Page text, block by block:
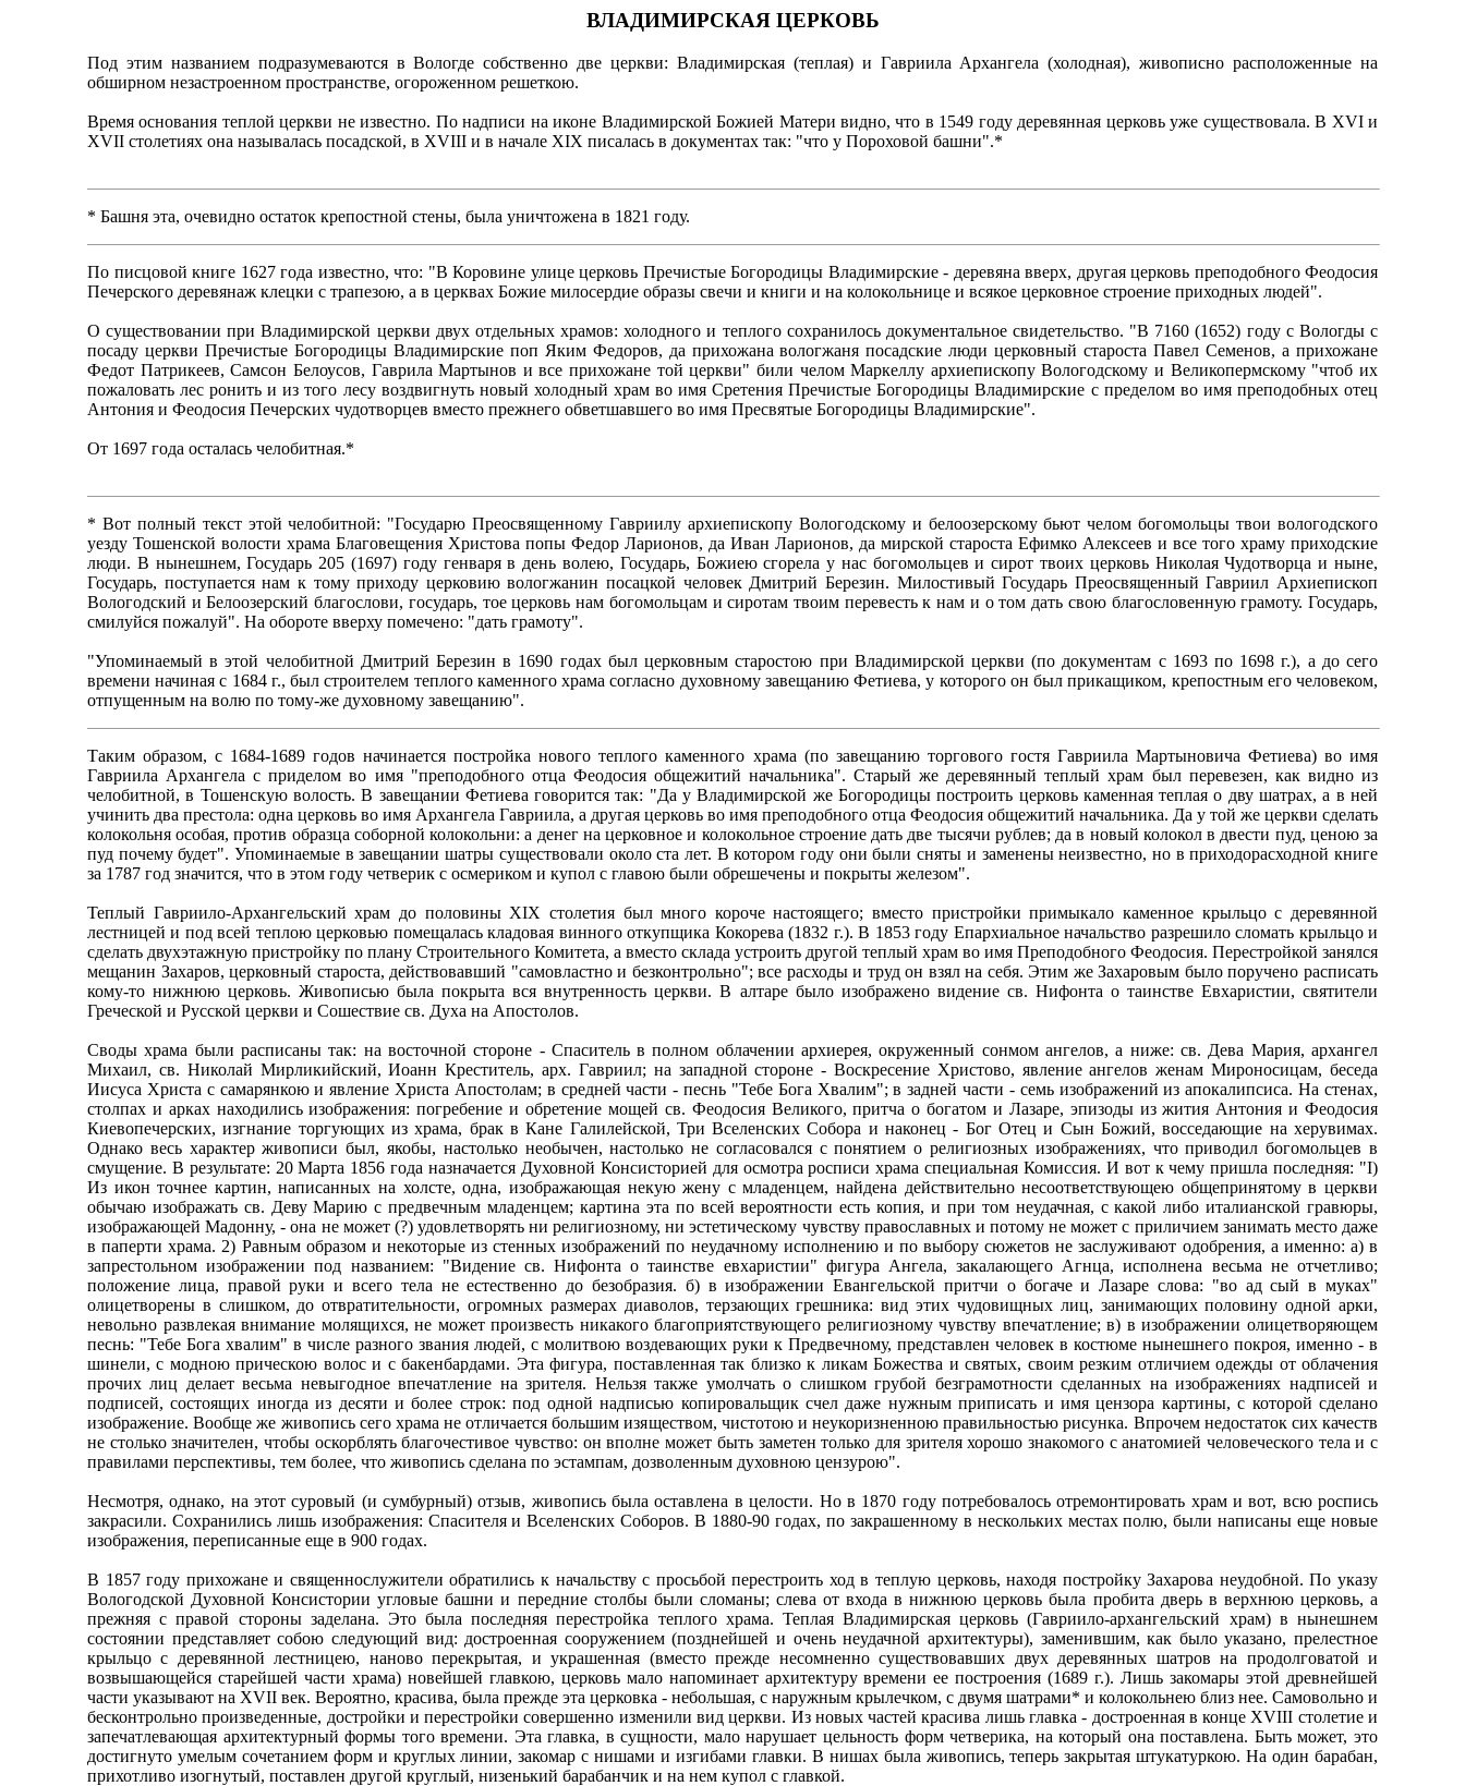
ВЛАДИМИРСКАЯ ЦЕРКОВЬ
Под этим названием подразумеваются в Вологде собственно две церкви: Владимирская (теплая) и Гавриила Архангела (холодная), живописно расположенные на
обширном незастроенном пространстве, огороженном решеткою.
Время основания теплой церкви не известно. По надписи на иконе Владимирской Божией Матери видно, что в 1549 году деревянная церковь уже существовала. В XVI и
XVII столетиях она называлась посадской, в XVIII и в начале XIX писалась в документах так: "что у Пороховой башни".*
* Башня эта, очевидно остаток крепостной стены, была уничтожена в 1821 году.
По писцовой книге 1627 года известно, что: "В Коровине улице церковь Пречистые Богородицы Владимирские - деревяна вверх, другая церковь преподобного Феодосия
Печерского деревянаж клецки с трапезою, а в церквах Божие милосердие образы свечи и книги и на колокольнице и всякое церковное строение приходных людей".
О существовании при Владимирской церкви двух отдельных храмов: холодного и теплого сохранилось документальное свидетельство. "В 7160 (1652) году с Вологды с
посаду церкви Пречистые Богородицы Владимирские поп Яким Федоров, да прихожана вологжаня посадские люди церковный староста Павел Семенов, а прихожане
Федот Патрикеев, Самсон Белоусов, Гаврила Мартынов и все прихожане той церкви" били челом Маркеллу архиепископу Вологодскому и Великопермскому "чтоб их
пожаловать лес ронить и из того лесу воздвигнуть новый холодный храм во имя Сретения Пречистые Богородицы Владимирские с пределом во имя преподобных отец
Антония и Феодосия Печерских чудотворцев вместо прежнего обветшавшего во имя Пресвятые Богородицы Владимирские".
От 1697 года осталась челобитная.*
* Вот полный текст этой челобитной: "Государю Преосвященному Гавриилу архиепископу Вологодскому и белоозерскому бьют челом богомольцы твои вологодского
уезду Тошенской волости храма Благовещения Христова попы Федор Ларионов, да Иван Ларионов, да мирской староста Ефимко Алексеев и все того храму приходские
люди. В нынешнем, Государь 205 (1697) году генваря в день волею, Государь, Божиею сгорела у нас богомольцев и сирот твоих церковь Николая Чудотворца и ныне,
Государь, поступается нам к тому приходу церковию вологжанин посацкой человек Дмитрий Березин. Милостивый Государь Преосвященный Гавриил Apxиепископ
Вологодский и Белоозерский благослови, государь, тое церковь нам богомольцам и сиротам твоим перевесть к нам и о том дать свою благословенную грамоту. Государь,
смилуйся пожалуй". На обороте вверху помечено: "дать грамоту".
"Упоминаемый в этой челобитной Дмитрий Березин в 1690 годах был церковным старостою при Владимирской церкви (по документам с 1693 по 1698 г.), а до сего
времени начиная с 1684 г., был строителем теплого каменного храма согласно духовному завещанию Фетиева, у которого он был прикащиком, крепостным его человеком,
отпущенным на волю по тому-же духовному завещанию".
Таким образом, с 1684-1689 годов начинается постройка нового теплого каменного храма (по завещанию торгового гостя Гавриила Мартыновича Фетиева) во имя
Гавриила Архангела с приделом во имя "преподобного отца Феодосия общежитий начальника". Старый же деревянный теплый храм был перевезен, как видно из
челобитной, в Тошенскую волость. В завещании Фетиева говорится так: "Да у Владимирской же Богородицы построить церковь каменная теплая о дву шатрах, а в ней
учинить два престола: одна церковь во имя Архангела Гавриила, а другая церковь во имя преподобного отца Феодосия общежитий начальника. Да у той же церкви сделать
колокольня особая, против образца соборной колокольни: а денег на церковное и колокольное строение дать две тысячи рублев; да в новый колокол в двести пуд, ценою за
пуд почему будет". Упоминаемые в завещании шатры существовали около ста лет. В котором году они были сняты и заменены неизвестно, но в приходорасходной книге
за 1787 год значится, что в этом году четверик с осмериком и купол с главою были обрешечены и покрыты железом".
Теплый Гавриило-Архангельский храм до половины XIX столетия был много короче настоящего; вместо пристройки примыкало каменное крыльцо с деревянной
лестницей и под всей теплою церковью помещалась кладовая винного откупщика Кокорева (1832 г.). В 1853 году Епархиальное начальство разрешило сломать крыльцо и
сделать двухэтажную пристройку по плану Строительного Комитета, а вместо склада устроить другой теплый храм во имя Преподобного Феодосия. Перестройкой занялся
мещанин Захаров, церковный староста, действовавший "самовластно и безконтрольно"; все расходы и труд он взял на себя. Этим же Захаровым было поручено расписать
кому-то нижнюю церковь. Живописью была покрыта вся внутренность церкви. В алтаре было изображено видение св. Нифонта о таинстве Евхаристии, святители
Греческой и Русской церкви и Сошествие св. Духа на Апостолов.
Своды храма были расписаны так: на восточной стороне - Спаситель в полном облачении архиерея, окруженный сонмом ангелов, а ниже: св. Дева Мария, архангел
Михаил, св. Николай Мирликийский, Иоанн Креститель, арх. Гавриил; на западной стороне - Воскресение Христово, явление ангелов женам Мироносицам, беседа
Иисуса Христа с самарянкою и явление Христа Апостолам; в средней части - песнь "Тебе Бога Хвалим"; в задней части - семь изображений из апокалипсиса. На стенах,
столпах и арках находились изображения: погребение и обретение мощей св. Феодосия Великого, притча о богатом и Лазаре, эпизоды из жития Антония и Феодосия
Киевопечерских, изгнание торгующих из храма, брак в Кане Галилейской, Три Вселенских Собора и наконец - Бог Отец и Сын Божий, восседающие на херувимах.
Однако весь характер живописи был, якобы, настолько необычен, настолько не согласовался с понятием о религиозных изображениях, что приводил богомольцев в
смущение. В результате: 20 Марта 1856 года назначается Духовной Консисторией для осмотра росписи храма специальная Комиссия. И вот к чему пришла последняя: "I)
Из икон точнее картин, написанных на холсте, одна, изображающая некую жену с младенцем, найдена действительно несоответствующею общепринятому в церкви
обычаю изображать св. Деву Maрию с предвечным младенцем; картина эта по всей вероятности есть копия, и при том неудачная, с какой либо италианской гравюры,
изображающей Мадонну, - она не может (?) удовлетворять ни религиозному, ни эстетическому чувству православных и потому не может с приличием занимать место даже
в паперти храма. 2) Равным образом и некоторые из стенных изображений по неудачному исполнению и по выбору сюжетов не заслуживают одобрения, а именно: а) в
запрестольном изображении под названием: "Видение св. Нифонта о таинстве евхаристии" фигура Ангела, закалающего Агнца, исполнена весьма не отчетливо;
положение лица, правой руки и всего тела не естественно до безобразия. б) в изображении Евангельской притчи о богаче и Лазаре слова: "во ад сый в муках"
олицетворены в слишком, до отвратительности, огромных размерах диаволов, терзающих грешника: вид этих чудовищных лиц, занимающих половину одной арки,
невольно развлекая внимание молящихся, не может произвесть никакого благоприятствующего религиозному чувству впечатление; в) в изображении олицетворяющем
песнь: "Тебе Бога хвалим" в числе разного звания людей, с молитвою воздевающих руки к Предвечному, представлен человек в костюме нынешнего покроя, именно - в
шинели, с модною прическою волос и с бакенбардами. Эта фигура, поставленная так близко к ликам Божества и святых, своим резким отличием одежды от облачения
прочих лиц делает весьма невыгодное впечатление на зрителя. Нельзя также умолчать о слишком грубой безграмотности сделанных на изображениях надписей и
подписей, состоящих иногда из десяти и более строк: под одной надписью копировальщик счел даже нужным приписать и имя цензора картины, с которой сделано
изображение. Вообще же живопись сего храма не отличается большим изяществом, чистотою и неукоризненною правильностью рисунка. Впрочем недостаток сих качеств
не столько значителен, чтобы оскорблять благочестивое чувство: он вполне может быть заметен только для зрителя хорошо знакомого с анатомией человеческого тела и с
правилами перспективы, тем более, что живопись сделана по эстампам, дозволенным духовною цензурою".
Несмотря, однако, на этот суровый (и сумбурный) отзыв, живопись была оставлена в целости. Но в 1870 году потребовалось отремонтировать храм и вот, всю роспись
закрасили. Сохранились лишь изображения: Спасителя и Вселенских Соборов. В 1880-90 годах, по закрашенному в нескольких местах полю, были написаны еще новые
изображения, переписанные еще в 900 годах.
В 1857 году прихожане и священнослужители обратились к начальству с просьбой перестроить ход в теплую церковь, находя постройку Захарова неудобной. По указу
Вологодской Духовной Консистории угловые башни и передние столбы были сломаны; слева от входа в нижнюю церковь была пробита дверь в верхнюю церковь, а
прежняя с правой стороны заделана. Это была последняя перестройка теплого храма. Теплая Владимирская церковь (Гавриило-архангельский храм) в нынешнем
состоянии представляет собою следующий вид: достроенная сооружением (позднейшей и очень неудачной архитектуры), заменившим, как было указано, прелестное
крыльцо с деревянной лестницею, наново перекрытая, и украшенная (вместо прежде несомненно существовавших двух деревянных шатров на продолговатой и
возвышающейся старейшей части храма) новейшей главкою, церковь мало напоминает архитектуру времени ее построения (1689 г.). Лишь закомары этой древнейшей
части указывают на XVII век. Вероятно, красива, была прежде эта церковка - небольшая, с наружным крылечком, с двумя шатрами* и колокольнею близ нее. Самовольно и
бесконтрольно произведенные, достройки и перестройки совершенно изменили вид церкви. Из новых частей красива лишь главка - достроенная в конце XVIII столетие и
запечатлевающая архитектурный формы того времени. Эта главка, в сущности, мало нарушает цельность форм четверика, на который она поставлена. Быть может, это
достигнуто умелым сочетанием форм и круглых линии, закомар с нишами и изгибами главки. В нишах была живопись, теперь закрытая штукатуркою. На один барабан,
прихотливо изогнутый, поставлен другой круглый, низенький барабанчик и на нем купол с главкой.